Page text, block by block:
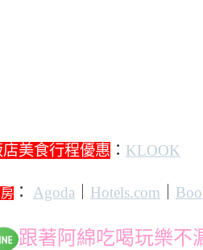
店美食行程優惠 ： KLOOK
： Agoda Hotels.com
跟著阿綿吃喝玩樂不